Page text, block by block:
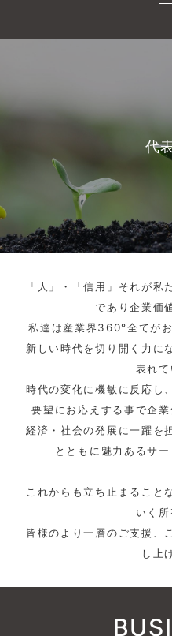
代
「人」・「信用」それが私
であり企業価
私達は産業界360°全てが
新しい時代を切り開く力に
表れて
時代の変化に機敏に反応し
要望にお応えする事で企
経済・社会の発展に一躍を
とともに魅力あるサ
これからも立ち止まること
いく所
皆様のより一層のご支援、
し上